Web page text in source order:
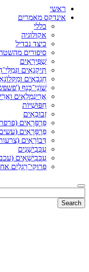
ראשי
אינדקס מאמרים
כללי
אקולוגיה
כיצד נבדיל
סיפורים
שַׁפִּירָאִים
תִּיקָנָאִים
חַגְבָאִים
שׁוֹנֵי־כָּנָף
אֲרִינִמְלָאִים
חִפּוּשִׁיּוֹת
זְבוּבָאִים
פַּרְפָּרָאִים
פַּרְפָּרָאִים
דְּבוֹרָאִים
עַכְּבִישָׁנִים
עַכְּבִישָׁאִים
פְּרוּקֵי־רַגְלַיִם